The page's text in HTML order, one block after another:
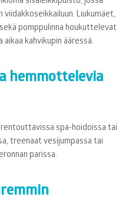
viidakkoseikkailuun. Liukumäet,
pomppulinna houkuttelevat
kahvikupin ääressä.
hemmottelevia
spa-hoidoissa tai
treenaat vesijumpassa tai
parissa.